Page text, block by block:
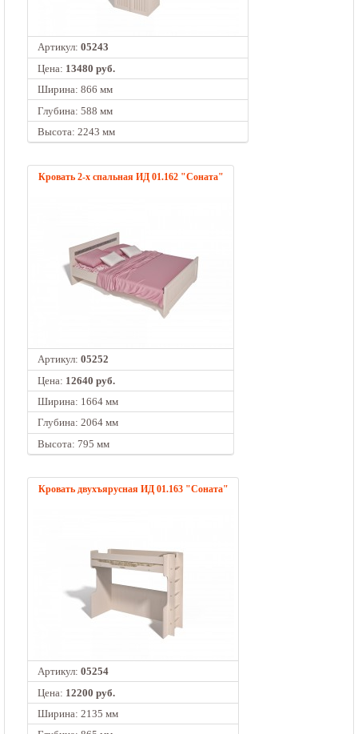
Артикул: 05243
Цена: 13480 руб.
Ширина: 866 мм
Глубина: 588 мм
Высота: 2243 мм
Кровать 2-х спальная ИД 01.162 "Соната"
Артикул: 05252
Цена: 12640 руб.
Ширина: 1664 мм
Глубина: 2064 мм
Высота: 795 мм
Кровать двухъярусная ИД 01.163 "Соната"
Артикул: 05254
Цена: 12200 руб.
Ширина: 2135 мм